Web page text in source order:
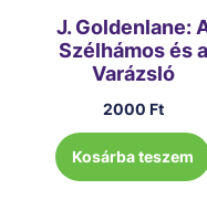
J. Goldenlane:
Szélhámos és a
Varázsló
2000 Ft
Kosárba teszem